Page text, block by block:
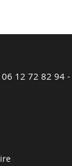
06 12 72 82 94 -